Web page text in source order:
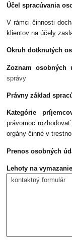
Účel spracúvania
V rámci činnosti
klientov na účely
Okruh dotknutých
Zoznam
správy
Právny základ
Kategórie
právomoc
orgány činné v
Prenos osobných
Lehoty na
kontaktný formulár